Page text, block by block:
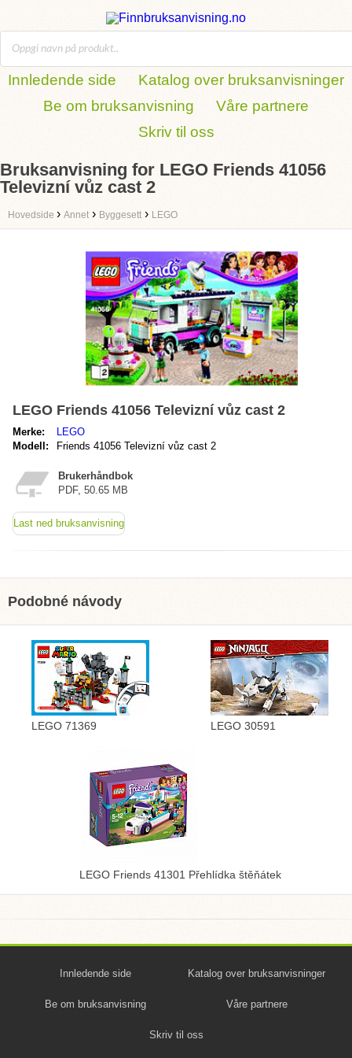
Innledende side
Katalog over bruksanvisninger
Be om bruksanvisning
Våre partnere
Skriv til oss
Bruksanvisning for LEGO Friends 41056
Televizní vůz cast 2
Hovedside › Annet › Byggesett › LEGO
LEGO Friends 41056 Televizní vůz cast 2
Merke:
LEGO
Modell:
Friends 41056 Televizní vůz cast 2
Brukerhåndbok
PDF, 50.65 MB
Last ned bruksanvisning
Podobné návody
LEGO 71369 LEGO 30591
LEGO Friends 41301 Přehlídka štěňátek
Innledende side Katalog over bruksanvisninger
Be om bruksanvisning Våre partnere
Skriv til oss